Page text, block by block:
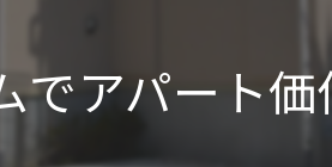
でアパート